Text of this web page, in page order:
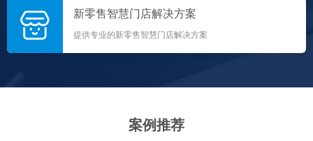
新零售智慧门店解决方案
提供专业的新零售智慧门店解决方案
案例推荐